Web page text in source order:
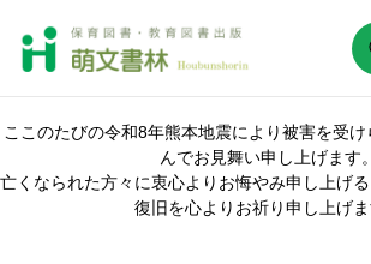
ここのたびの令和8年熊本地震により被害を受
んでお見舞い申し上げます。
亡くなられた方々に衷心よりお悔やみ申し上げ
復旧を心よりお祈り申し上げま